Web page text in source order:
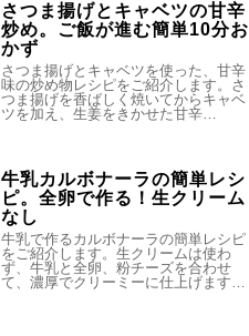
さつま揚げとキャベツの甘辛
炒め。ご飯が進む簡単10分お
かず
さつま揚げとキャベツを使った、甘辛
味の炒め物レシピをご紹介します。さ
つま揚げを香ばしく焼いてからキャベ
ツを加え、生姜をきかせた甘辛…
牛乳カルボナーラの簡単レシ
ピ。全卵で作る！生クリーム
なし
牛乳で作るカルボナーラの簡単レシピ
をご紹介します。生クリームは使わ
ず、牛乳と全卵、粉チーズを合わせ
て、濃厚でクリーミーに仕上げます…